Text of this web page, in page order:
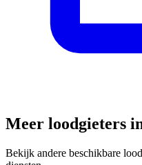
Meer loodgieters
Bekijk andere beschikbare